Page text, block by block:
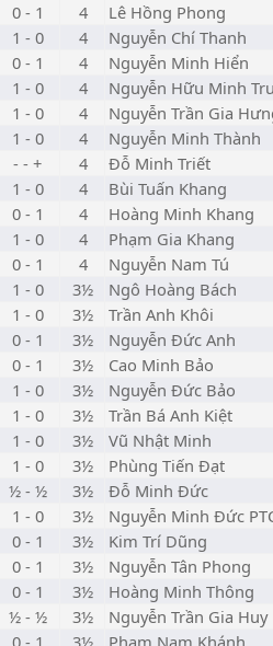
0 - 1 4 Lê Hồng Phong
1 - 0 4 Nguyễn Chí Thanh
0 - 1 4 Nguyễn Minh Hiển
1 - 0 4 Nguyễn Hữu Minh
1 - 0 4 Nguyễn Trần Gia
1 - 0 4 Nguyễn Minh Thành
- - + 4 Đỗ Minh Triết
1 - 0 4 Bùi Tuấn Khang
0 - 1 4 Hoàng Minh Khang
1 - 0 4 Phạm Gia Khang
0 - 1 4 Nguyễn Nam Tú
1 - 0 3½ Ngô Hoàng Bách
1 - 0 3½ Trần Anh Khôi
0 - 1 3½ Nguyễn Đức Anh
0 - 1 3½ Cao Minh Bảo
1 - 0 3½ Nguyễn Đức Bảo
1 - 0 3½ Trần Bá Anh Kiệt
1 - 0 3½ Vũ Nhật Minh
1 - 0 3½ Phùng Tiến Đạt
½ - ½ 3½ Đỗ Minh Đức
1 - 0 3½ Nguyễn Minh Đức
0 - 1 3½ Kim Trí Dũng
0 - 1 3½ Nguyễn Tân Phong
0 - 1 3½ Hoàng Minh Thông
½ - ½ 3½ Nguyễn Trần Gia Huy
0 - 1 3½ Phạm Nam Khánh